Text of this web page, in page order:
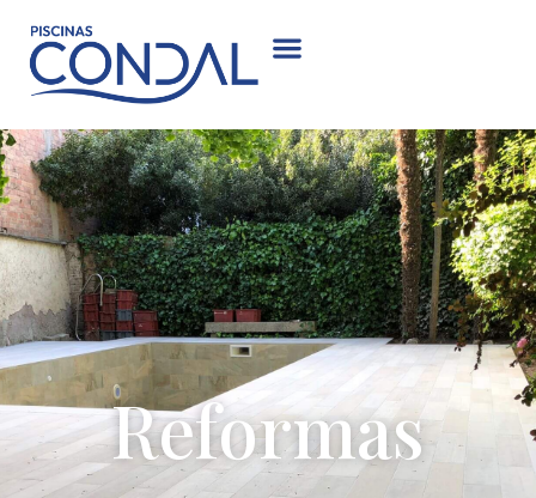
Reformas